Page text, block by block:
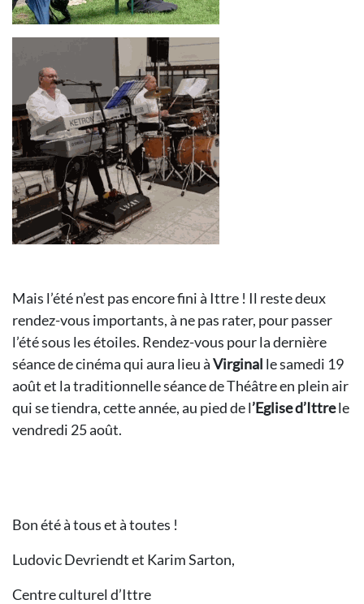
Mais l’été n’est pas encore fini à Ittre ! Il reste deux
rendez-vous importants, à ne pas rater, pour passer
l’été sous les étoiles. Rendez-vous pour la dernière
séance de cinéma qui aura lieu àVirginal le samedi 19
août et la traditionnelle séance de Théâtre en plein air
qui se tiendra, cette année, au pied de l’Eglise d’Ittrele
vendredi 25 août.
Bon été à tous et à toutes !
Ludovic Devriendt et Karim Sarton,
Centre culturel d’Ittre